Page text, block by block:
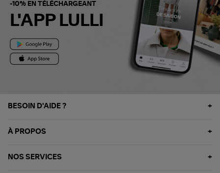
-10% EN TÉLÉCHARGEANT
L'APP LULLI
BESOIN D'AIDE ?
À PROPOS
NOS SERVICES